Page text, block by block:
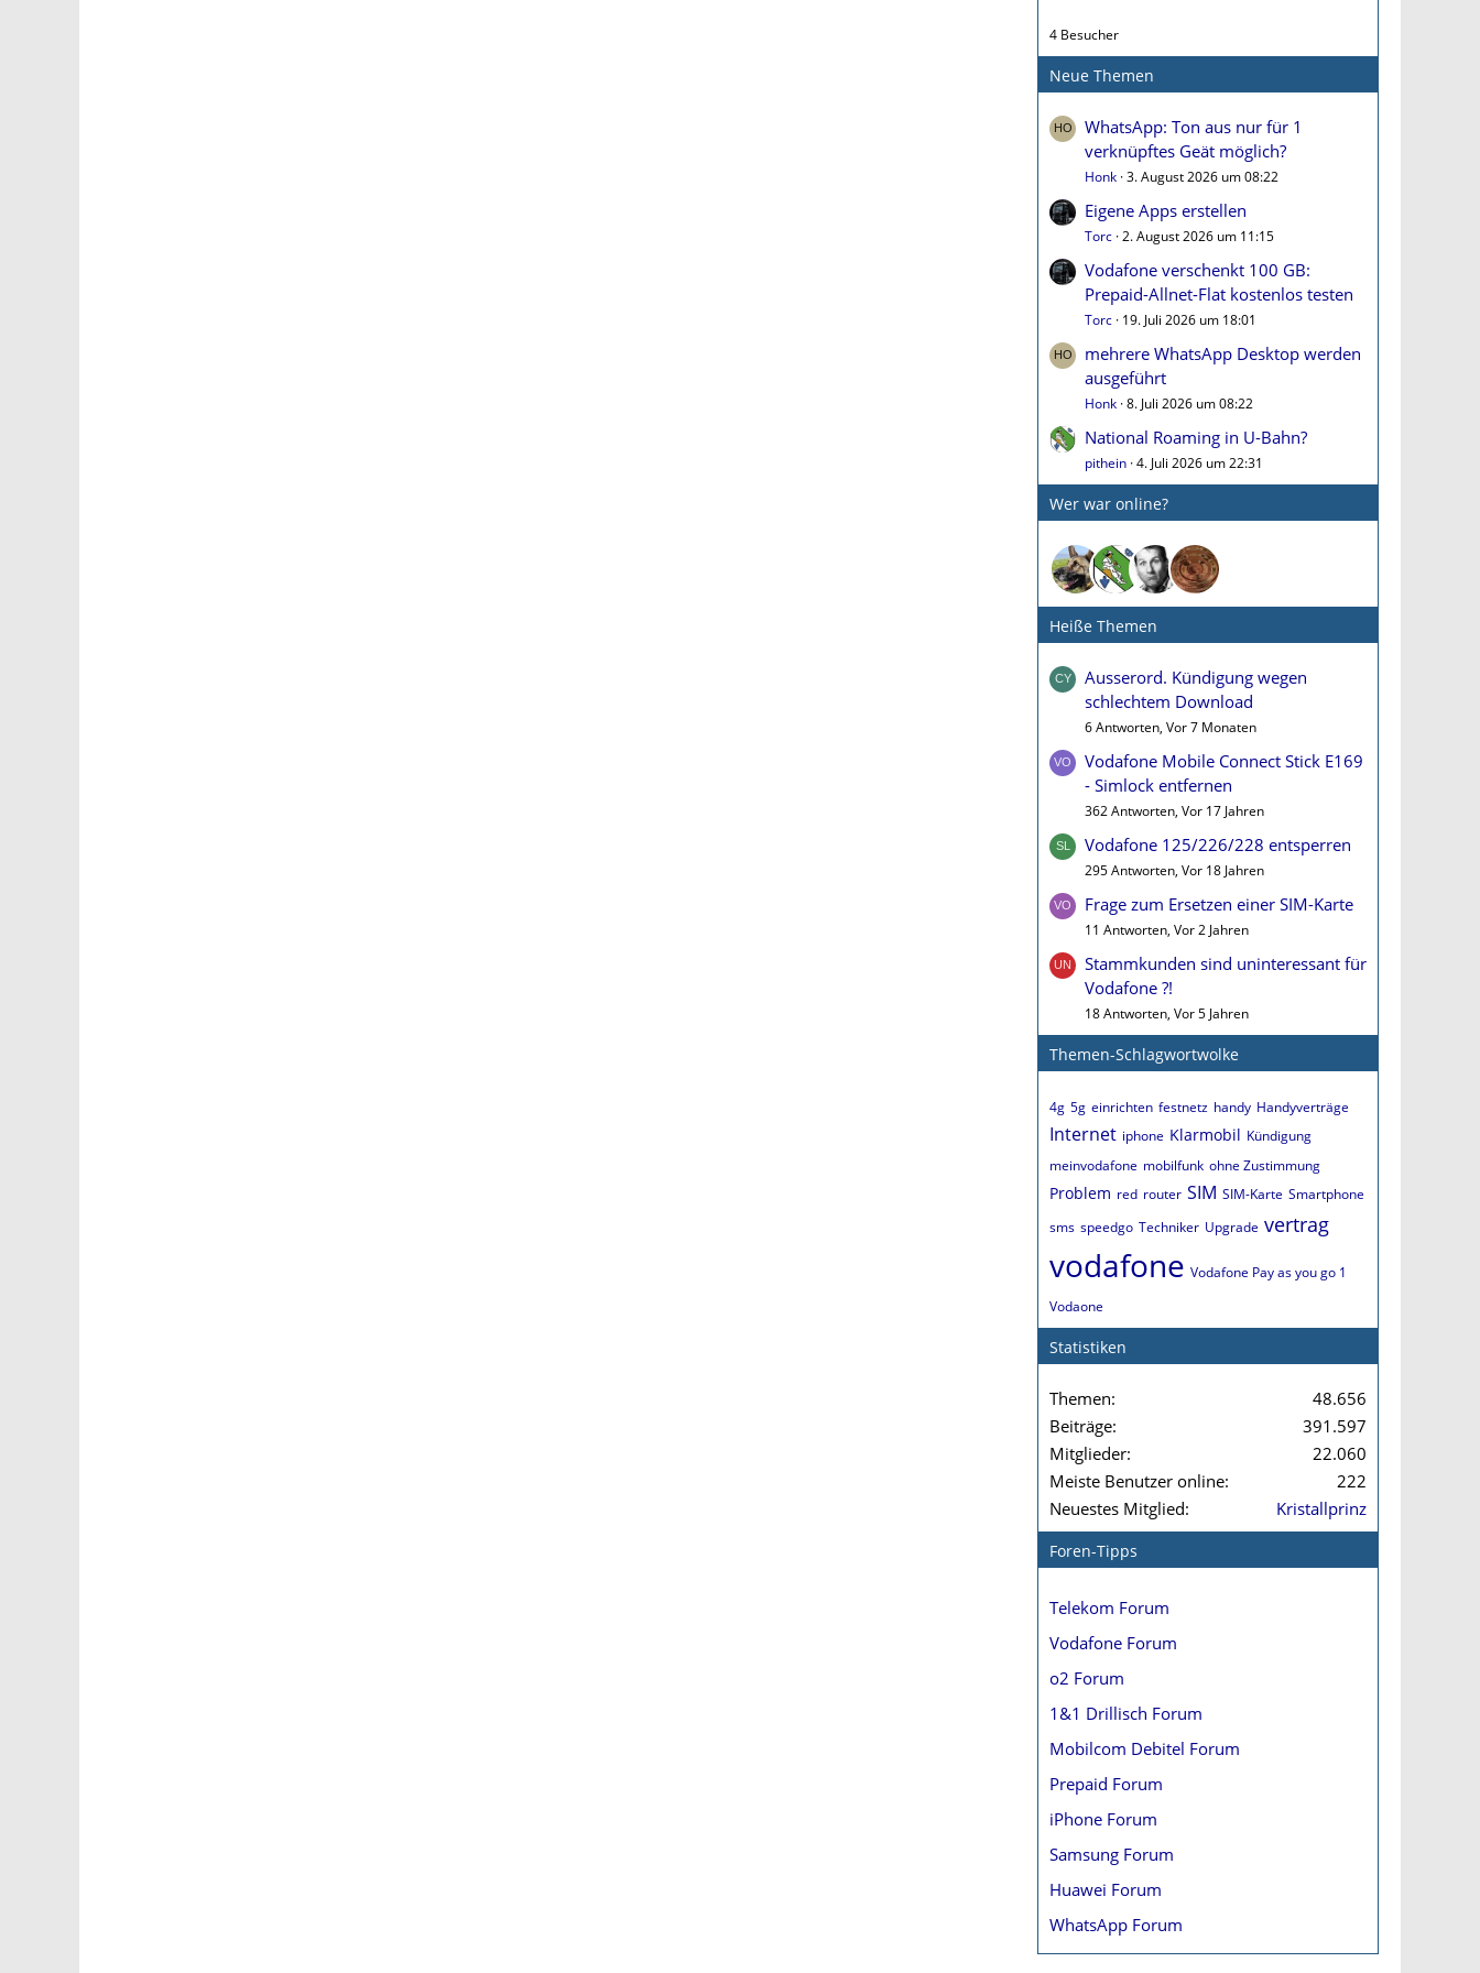
4 Besucher
Neue Themen
WhatsApp: Ton aus nur für 1
verknüpftes Geät möglich?
Honk 3. August 2026 um 08:22
Eigene Apps erstellen
Torc 2. August 2026 um 11:15
Vodafone verschenkt 100 GB:
Prepaid-Allnet-Flat kostenlos testen
Torc 19. Juli 2026 um 18:01
mehrere WhatsApp Desktop werden
ausgeführt
Honk 8. Juli 2026 um 08:22
National Roaming in U-Bahn?
pithein 4. Juli 2026 um 22:31
Wer war online?
Heiße Themen
Ausserord. Kündigung wegen
schlechtem Download
6 Antworten, Vor 7 Monaten
Vodafone Mobile Connect Stick E169
- Simlock entfernen
362 Antworten, Vor 17 Jahren
Vodafone 125/226/228 entsperren
295 Antworten, Vor 18 Jahren
Frage zum Ersetzen einer SIM-Karte
11 Antworten, Vor 2 Jahren
Stammkunden sind uninteressant für
Vodafone ?!
18 Antworten, Vor 5 Jahren
Themen-Schlagwortwolke
4g 5g einrichten festnetz handy Handyverträge
Internet iphone Klarmobil Kündigung
meinvodafone mobilfunk ohne Zustimmung
Problem red router SIM SIM-Karte Smartphone
sms speedgo Techniker Upgrade vertrag
vodafone Vodafone Pay as you go 1
Vodaone
Statistiken
Themen
48.656
Beiträge
391.597
Mitglieder
22.060
Meiste Benutzer online
222
Neuestes Mitglied
Kristallprinz
Foren-Tipps
Telekom Forum
Vodafone Forum
o2 Forum
1&1 Drillisch Forum
Mobilcom Debitel Forum
Prepaid Forum
iPhone Forum
Samsung Forum
Huawei Forum
WhatsApp Forum